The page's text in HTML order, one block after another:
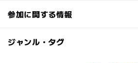
参加に関する情報
対象年齢
ジャンル・タグ